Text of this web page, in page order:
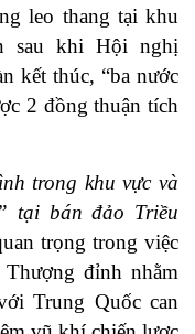
leo thang tại khu
sau khi Hội nghị
kết thúc, “ba nước
2 đồng thuận tích
trong khu vực và
tại bán đảo Triều
trọng trong việc
đỉnh nhằm
Trung Quốc can